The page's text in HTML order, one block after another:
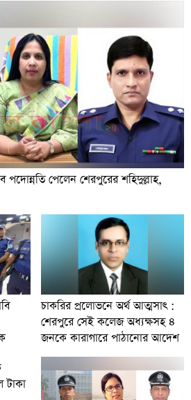
পদোন্নতি পেলেন শেরপুরের শহিদুল্লাহ,
চাকরির প্রলোভনে অর্থ আত্মসাৎ :
শেরপুরে সেই কলেজ অধ্যক্ষসহ ৪
জনকে কারাগারে পাঠানোর আদেশ
টাকা